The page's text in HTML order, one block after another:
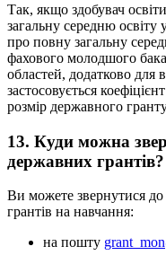
Так, якщо здобувач
загальну середню освіту
про повну загальну
фахового молодшого
областей, додатково для
застосовується
розмір державного
13. Куди можна
державних грантів?
Ви можете звернутися
грантів на навчання:
на пошту